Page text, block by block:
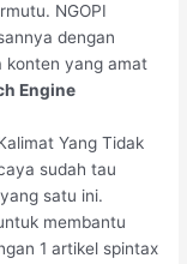
NGOPI
dengan
konten yang amat
Engine
Yang Tidak
sudah tau
satu ini.
membantu
1 artikel spintax